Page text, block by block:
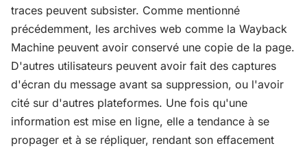
traces peuvent subsister. Comme mentionné
précédemment, les archives web comme la Wayback
Machine peuvent avoir conservé une copie de la page.
D'autres utilisateurs peuvent avoir fait des captures
d'écran du message avant sa suppression, ou l'avoir
cité sur d'autres plateformes. Une fois qu'une
information est mise en ligne, elle a tendance à se
propager et à se répliquer, rendant son effacement